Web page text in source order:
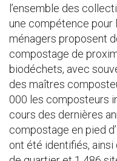
l’ensemble des
une compétence
ménagers proposent
compostage de
biodéchets, avec
des maîtres
000 les composteurs
cours des dernières
compostage en pied
ont été identifiés,